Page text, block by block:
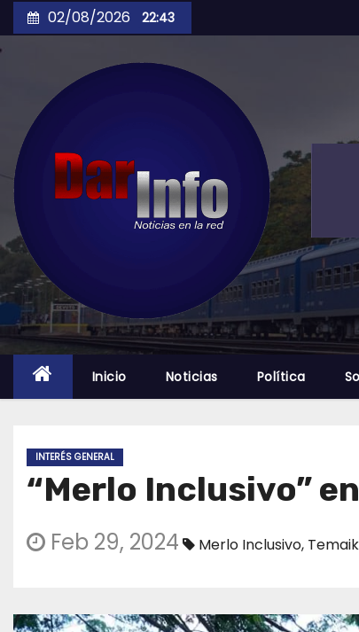
to
02/08/2026 22:43
Inicio Noticias Política
INTERÉS GENERAL
“Merlo Inclusivo”
Feb 29, 2024 Merlo Inclusivo,